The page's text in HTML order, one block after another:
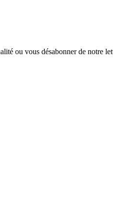
ou vous désabonner de notre